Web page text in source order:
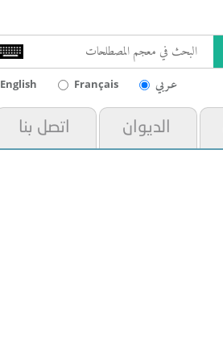
English Français عـربي
الديوان اتصل بنا